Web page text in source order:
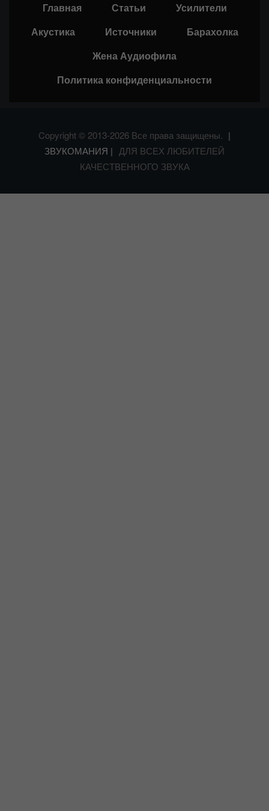
Главная Статьи
Усилители
Акустика
Источники
Барахолка
Жена Аудиофила
Политика конфиденциальности
Copyright © 2013-2026 Все права защищены. |
ЗВУКОМАНИЯ | ДЛЯ ВСЕХ ЛЮБИТЕЛЕЙ
КАЧЕСТВЕННОГО ЗВУКА